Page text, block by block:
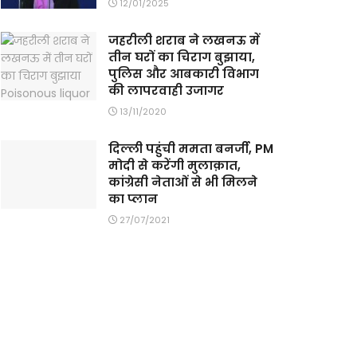
12/01/2025
जहरीली शराब ने लखनऊ में
तीन घरों का चिराग बुझाया,
पुलिस और आबकारी विभाग
की लापरवाही उजागर
13/11/2020
दिल्ली पहुंची ममता बनर्जी, PM
मोदी से करेंगी मुलाक़ात,
कांग्रेसी नेताओं से भी मिलने
का प्लान
27/07/2021